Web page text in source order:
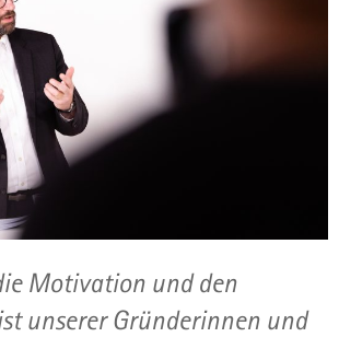
Motivation und den
unserer Gründerinnen und